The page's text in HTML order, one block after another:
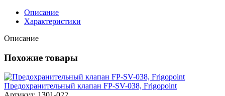
Описание
Характеристики
Описание
Похожие товары
Предохранительный клапан FP-SV-038, Frigopoint